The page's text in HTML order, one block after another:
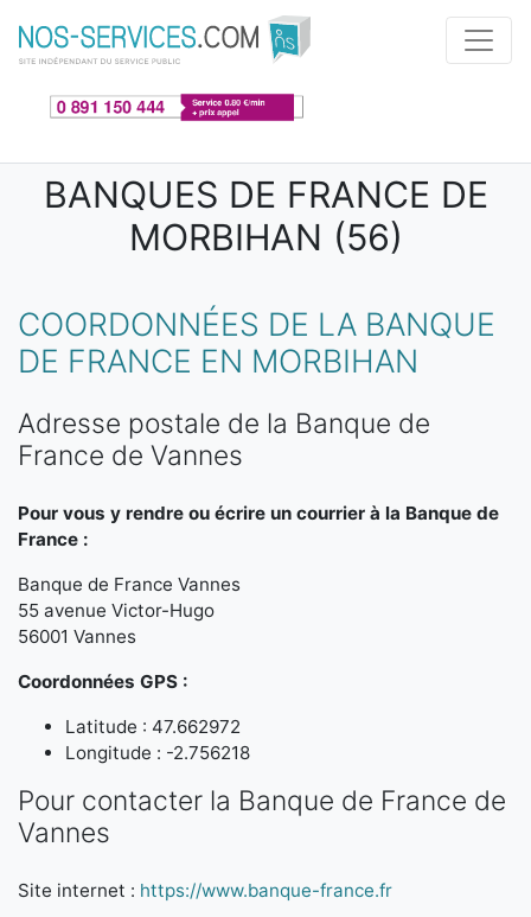
Aller au contenu principal
BANQUES DE FRANCE DE
MORBIHAN (56)
COORDONNÉES DE LA BANQUE
DE FRANCE EN MORBIHAN
Adresse postale de la Banque de
France de Vannes
Pour vous y rendre ou écrire un courrier à la Banque de
France :
Banque de France Vannes
55 avenue Victor-Hugo
56001 Vannes
Coordonnées GPS :
Latitude : 47.662972
Longitude : -2.756218
Pour contacter la Banque de France de
Vannes
Site internet : https://www.banque-france.fr